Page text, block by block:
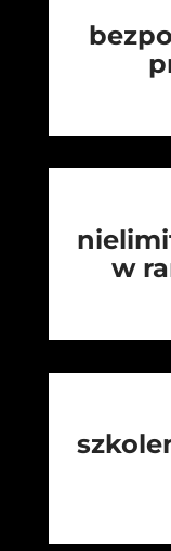
w